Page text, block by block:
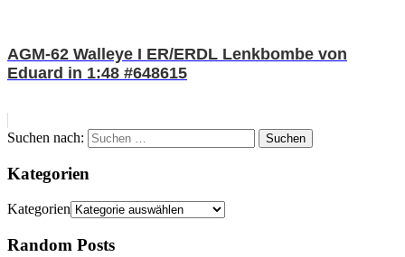
AGM-62 Walleye I ER/ERDL Lenkbombe von
Eduard in 1:48 #648615
Suchen nach: Suchen
Kategorien
Kategorien
Random Posts